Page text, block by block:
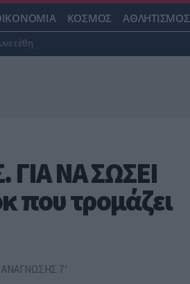
ΚΟΣΜΟΣ ΑΘΛΗΤΙΣΜΟΣ
ΓΙΑ ΝΑ ΣΩΣΕΙ
που τρομάζει
7 '